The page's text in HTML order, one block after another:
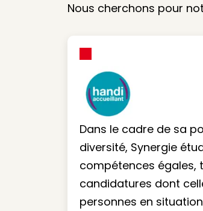
Nous cherchons pour
Dans le cadre de sa
diversité, Synergie
compétences égales,
candidatures dont
personnes en